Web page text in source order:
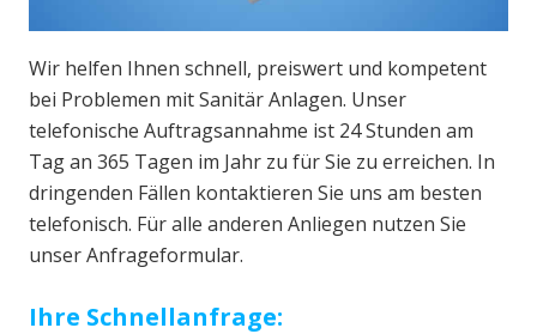
Wir helfen Ihnen schnell, preiswert und kompetent
bei Problemen mit Sanitär Anlagen. Unser
telefonische Auftragsannahme ist 24 Stunden am
Tag an 365 Tagen im Jahr zu für Sie zu erreichen. In
dringenden Fällen kontaktieren Sie uns am besten
telefonisch. Für alle anderen Anliegen nutzen Sie
unser Anfrageformular.
Ihre Schnellanfrage: